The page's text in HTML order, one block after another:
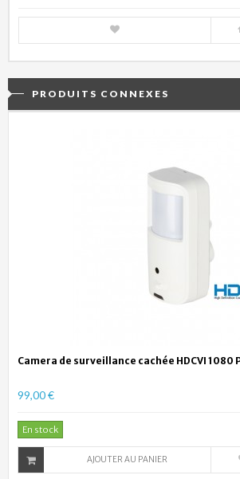
PRODUITS CONNEXES
Camera de surveillance cachée HDCVI 1080
99,00 €
En stock
AJOUTER AU PANIER